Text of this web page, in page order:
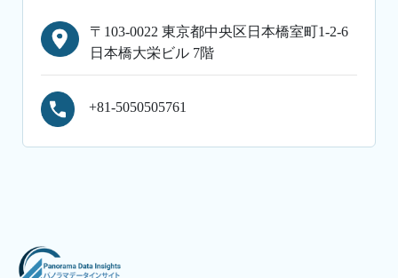
〒103-0022 東京都中央区日本橋室町1-2-6
日本橋大栄ビル 7階
+81-5050505761